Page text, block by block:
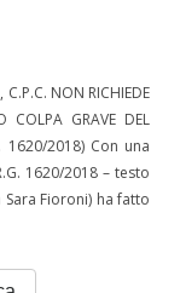
C.P.C. NON RICHIEDE
GRAVE DEL
1620/2018) Con una
1620/2018 – testo
Fioroni) ha fatto